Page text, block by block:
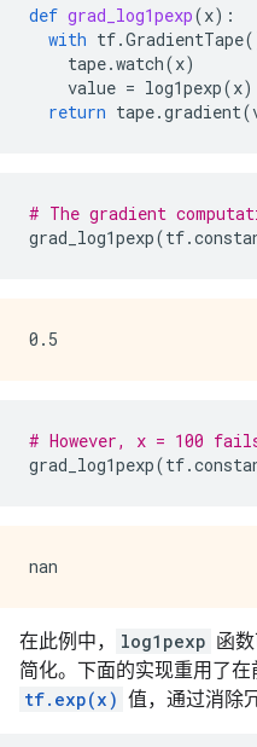
def grad_log1pexp(x):
with tf.GradientTape
tape.watch(x)
value = log1pexp(x)
return tape.gradient(
# The gradient
grad_log1pexp(tf.
# However, x = 100
grad_log1pexp(tf.
在此例中， log1pexp 函
简化。下面的实现重用了
tf.exp(x) 值，通过消除